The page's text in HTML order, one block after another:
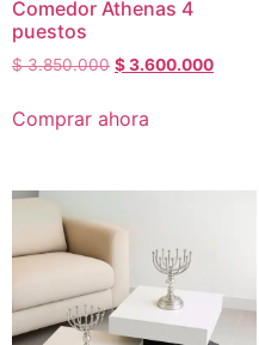
Comedor Athenas 4
puestos
$3.850.000 $3.600.000
Comprar ahora